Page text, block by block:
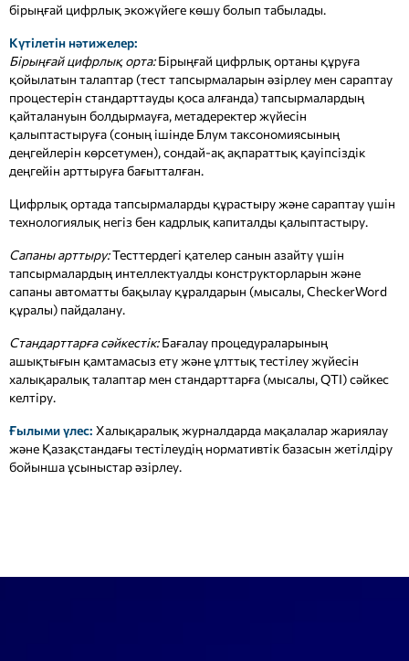
бірыңғай цифрлық экожүйеге көшу болып табылады.
Күтілетін нәтижелер:
Бірыңғай цифрлық орта:Бірыңғай цифрлық ортаны құруға
қойылатын талаптар (тест тапсырмаларын әзірлеу мен сараптау
процестерін стандарттауды қоса алғанда) тапсырмалардың
қайталануын болдырмауға, метадеректер жүйесін
қалыптастыруға (соның ішінде Блум таксономиясының
деңгейлерін көрсетумен), сондай-ақ ақпараттық қауіпсіздік
деңгейін арттыруға бағытталған.
Цифрлық ортада тапсырмаларды құрастыру және сараптау үшін
технологиялық негіз бен кадрлық капиталды қалыптастыру.
Сапаны арттыру:Тесттердегі қателер санын азайту үшін
тапсырмалардың интеллектуалды конструкторларын және
сапаны автоматты бақылау құралдарын (мысалы, CheckerWord
құралы) пайдалану.
Стандарттарға сәйкестік:Бағалау процедураларының
ашықтығын қамтамасыз ету және ұлттық тестілеу жүйесін
халықаралық талаптар мен стандарттарға (мысалы, QTI) сәйкес
келтіру.
Ғылыми үлес: Халықаралық журналдарда мақалалар жариялау
және Қазақстандағы тестілеудің нормативтік базасын жетілдіру
бойынша ұсыныстар әзірлеу.